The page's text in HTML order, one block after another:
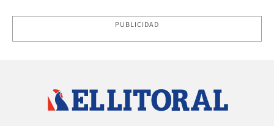
PUBLICIDAD